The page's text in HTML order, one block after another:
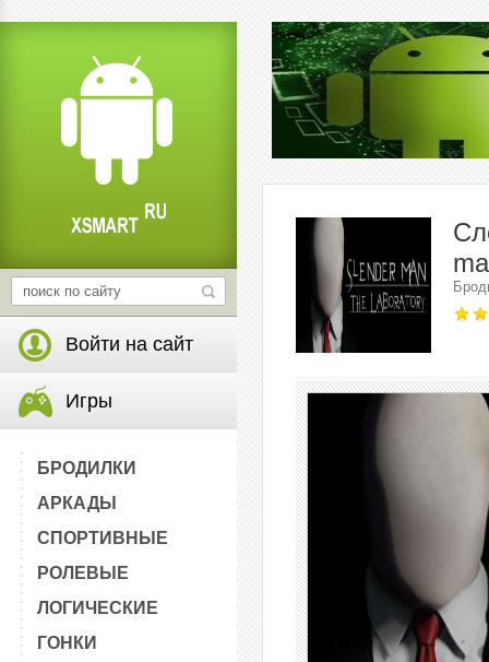
Войти на сайт
Игры
БРОДИЛКИ
АРКАДЫ
СПОРТИВНЫЕ
РОЛЕВЫЕ
ЛОГИЧЕСКИЕ
ГОНКИ